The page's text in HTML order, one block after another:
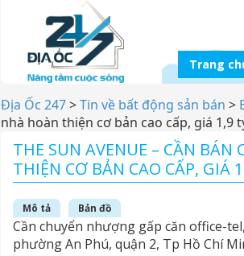
Trang
Địa Ốc 247>Tin về bất động sản bán >
nhà hoàn thiện cơ bản cao cấp, giá 1,9
THE SUN AVENUE – CẦN BÁN
THIỆN CƠ BẢN CAO CẤP, GIÁ
Mô tả Bản đồ
Cần chuyển nhượng gấp căn office-
phường An Phú, quận 2, Tp Hồ Chí